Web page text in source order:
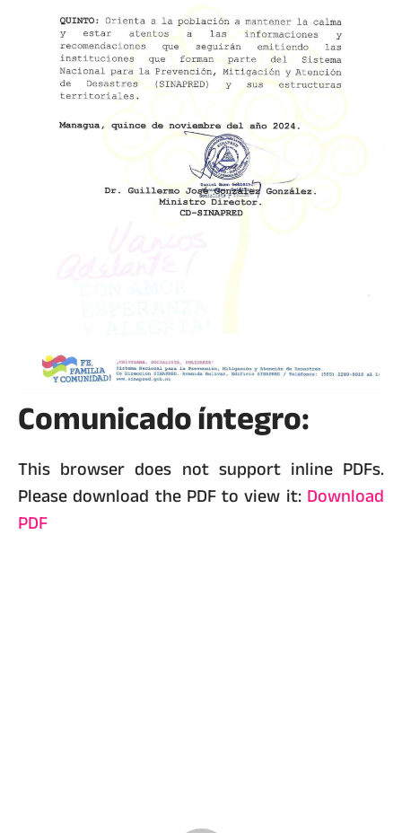
Comunicado íntegro:
This browser does not support inline PDFs.
Please download the PDF to view it:Download
PDF